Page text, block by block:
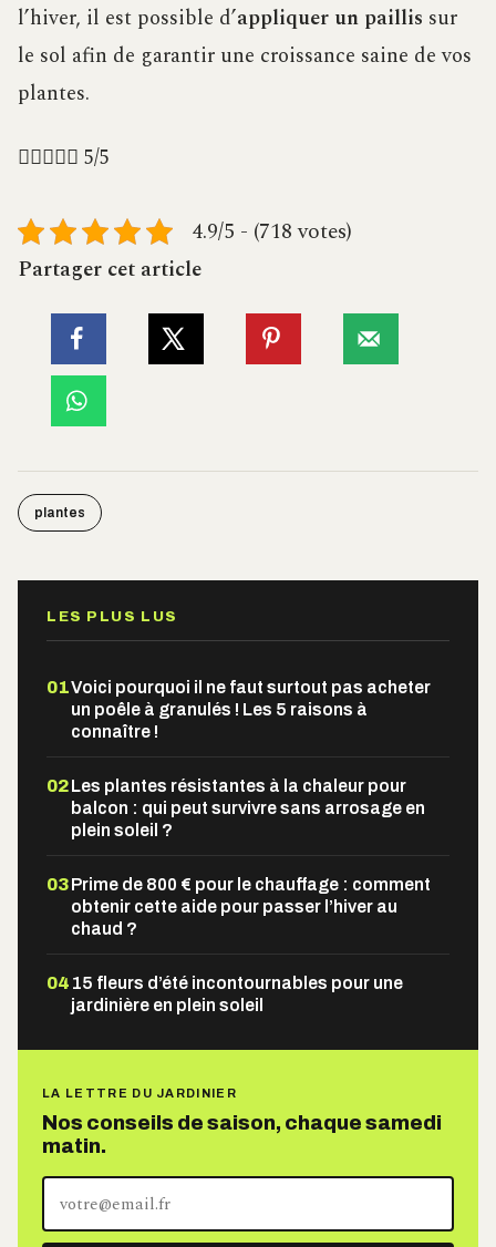
l’hiver, il est possible d’appliquer un paillis sur
le sol afin de garantir une croissance saine de vos
plantes.
 5/5
4.9/5 - (718 votes)
Partager cet article
plantes
LES PLUS LUS
01Voici pourquoi il ne faut surtout pas acheter
un poêle à granulés ! Les 5 raisons à
connaître !
02Les plantes résistantes à la chaleur pour
balcon : qui peut survivre sans arrosage en
plein soleil ?
03Prime de 800 € pour le chauffage : comment
obtenir cette aide pour passer l’hiver au
chaud ?
04 15 fleurs d’été incontournables pour une
jardinière en plein soleil
LA LETTRE DU JARDINIER
Nos conseils de saison, chaque samedi
matin.
Votre
adresse